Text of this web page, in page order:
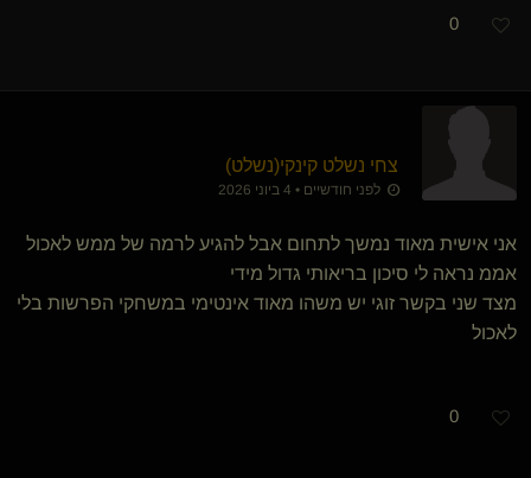
0
צחי נשלט קינקי​(נשלט)
לפני חודשיים • 4 ביוני 2026
אני אישית מאוד נמשך לתחום אבל להגיע לרמה של ממש לאכול
אממ נראה לי סיכון בריאותי גדול מידי
מצד שני בקשר זוגי יש משהו מאוד אינטימי במשחקי הפרשות בלי
לאכול
0